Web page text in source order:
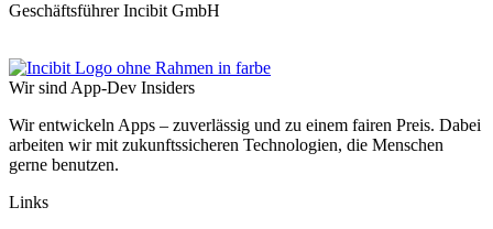
Geschäftsführer Incibit GmbH
Wir sind App-Dev Insiders
Wir entwickeln Apps – zuverlässig und zu einem fairen Preis. Dabei
arbeiten wir mit zukunftssicheren Technologien, die Menschen
gerne benutzen.
Links